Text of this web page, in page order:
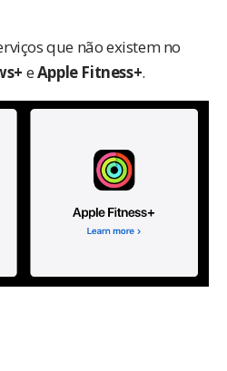
que não existem no
eApple Fitness+.